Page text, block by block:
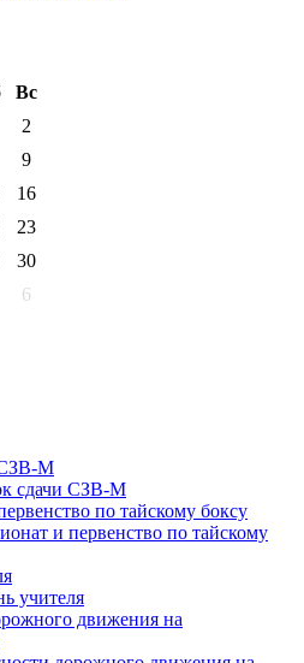
Вс
2
9
16
23
30
6
сдачи СЗВ-М
и первенство по тайскому
учителя